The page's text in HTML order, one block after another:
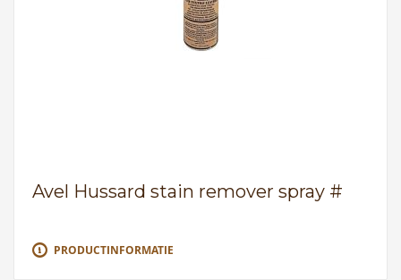
Avel Hussard stain remover spray #
PRODUCTINFORMATIE